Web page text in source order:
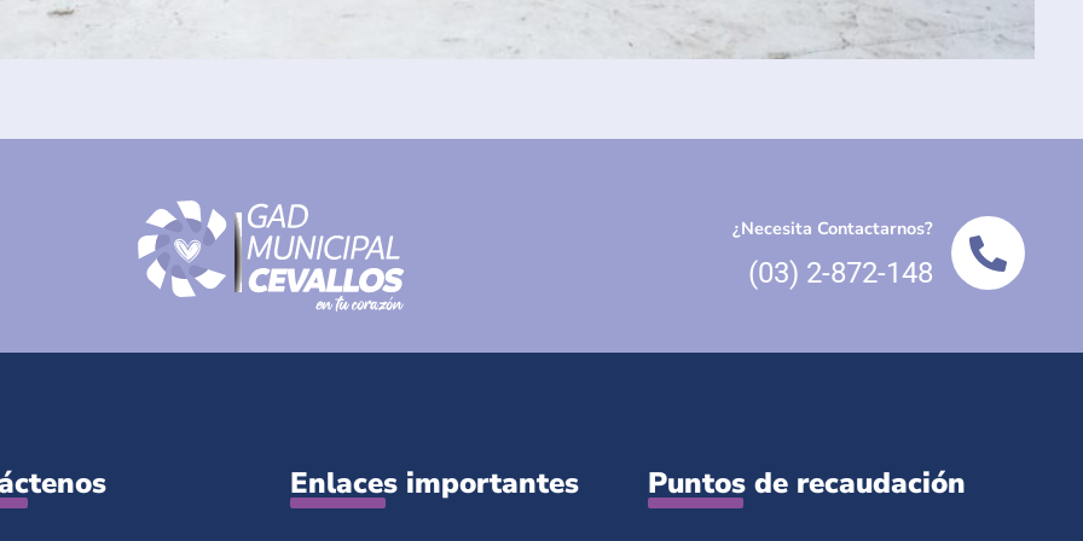
¿Necesita Contactarnos?
(03) 2-872-148
Enlaces importantes Puntos de recaudación